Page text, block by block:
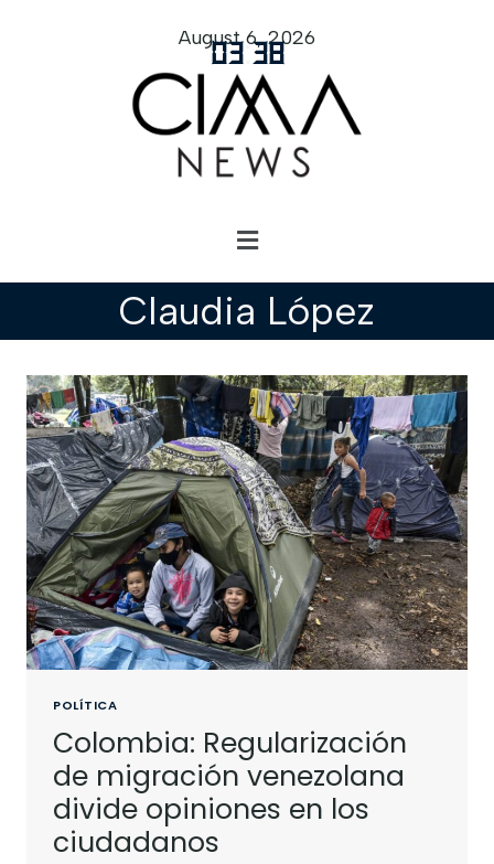
03:38
August 6, 2026
Claudia López
POLÍTICA
Colombia: Regularización
de migración venezolana
divide opiniones en los
ciudadanos